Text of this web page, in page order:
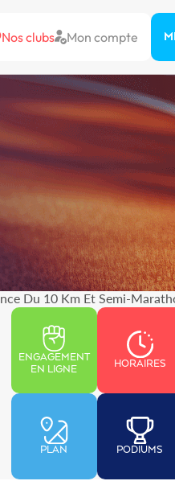
Nos clubs Mon compte
Du 10 Km Et Semi-
ENGAGEMENT
EN LIGNE
HORAIRES
PLAN PODIUMS